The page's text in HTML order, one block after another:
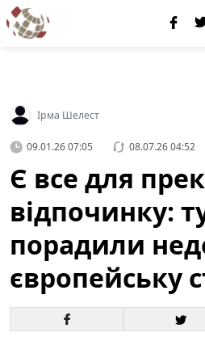
Ірма Шелест
09.01.26 07:05 08.07.26 04:52
Є все для
відпочинку:
порадили
європейську